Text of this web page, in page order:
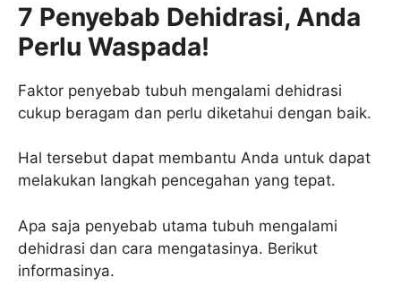
7 Penyebab Dehidrasi, Anda
Perlu Waspada!
Faktor penyebab tubuh mengalami dehidrasi
cukup beragam dan perlu diketahui dengan baik.
Hal tersebut dapat membantu Anda untuk dapat
melakukan langkah pencegahan yang tepat.
Apa saja penyebab utama tubuh mengalami
dehidrasi dan cara mengatasinya. Berikut
informasinya.